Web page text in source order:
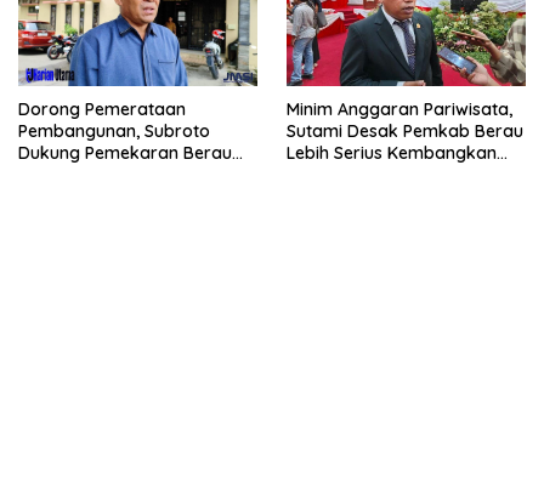
Dorong Pemerataan
Pembangunan, Subroto
Dukung Pemekaran Berau
Minim Anggaran Pariwisata,
Sutami Desak Pemkab Berau
Lebih Serius Kembangkan